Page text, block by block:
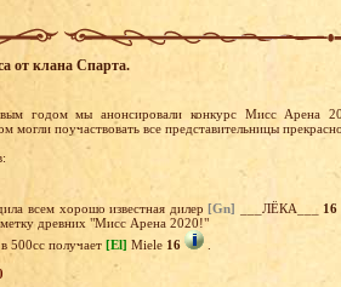
от клана Спарта.
годом мы анонсировали конкурс Мисс Арена
могли поучаствовать все представительницы
всем хорошо известная дилер[Gn] ___ЛЁКА___ 16
древних "Мисс Арена 2020!"
500сс получает [El] Miele 16